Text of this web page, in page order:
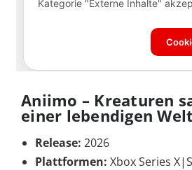
Aniimo – Kreaturen
einer lebendigen Welt
Release: 2026
Plattformen: Xbox Series